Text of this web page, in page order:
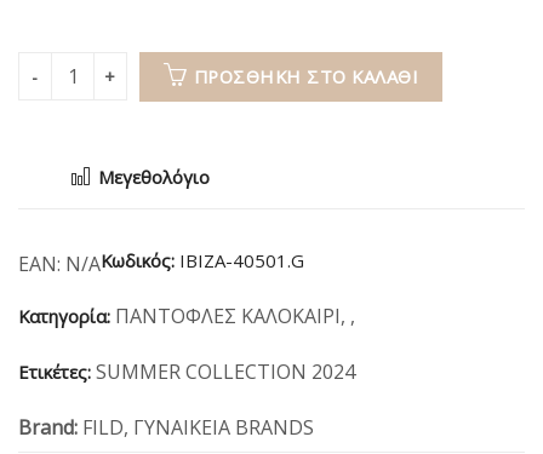
ΠΡΟΣΘΉΚΗ ΣΤΟ ΚΑΛΆΘΙ
Μεγεθολόγιο
EAN: N/AΚωδικός: IBIZA-40501.G
Κατηγορία: ΠΑΝΤΟΦΛΕΣ ΚΑΛΟΚΑΙΡΙ, ,
Ετικέτες: SUMMER COLLECTION 2024
Brand: FILD, ΓΥΝΑΙΚΕΙΑ BRANDS